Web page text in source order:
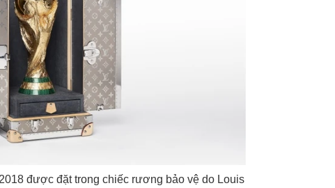
được đặt trong chiếc rương bảo vệ do Louis